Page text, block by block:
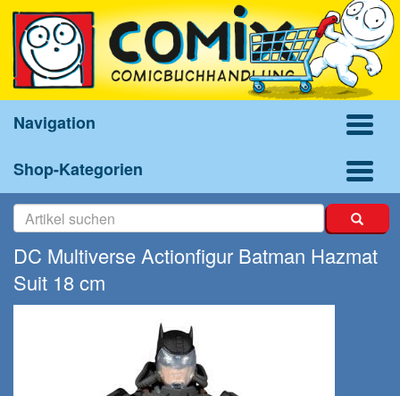
Navigation
Shop-Kategorien
DC Multiverse Actionfigur Batman Hazmat
Suit 18 cm